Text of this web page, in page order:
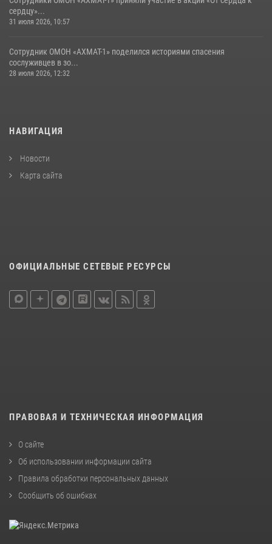
сердцу»...
31 июля 2026, 10:57
Сотрудник ОМОН «АХМАТ-1» поделился историями спасения
сослуживцев в зо...
28 июля 2026, 12:32
НАВИГАЦИЯ
Новости
Карта сайта
ОФИЦИАЛЬНЫЕ СЕТЕВЫЕ РЕСУРСЫ
ПРАВОВАЯ И ТЕХНИЧЕСКАЯ ИНФОРМАЦИЯ
О сайте
Об использовании информации сайта
Правила обработки персональных данных
Сообщить об ошибках